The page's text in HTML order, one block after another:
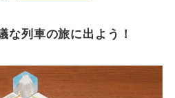
な列車の旅に出よう！